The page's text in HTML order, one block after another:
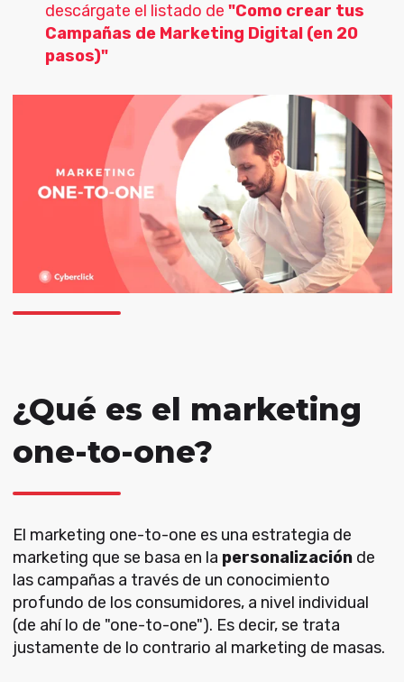
descárgate el listado de "Como crear tus
Campañas de Marketing Digital (en 20
pasos)"
¿Qué es el marketing
one-to-one?
El marketing one-to-one es una estrategia de
marketing que se basa en la personalizaciónde
las campañas a través de un conocimiento
profundo de los consumidores, a nivel individual
(de ahí lo de "one-to-one"). Es decir, se trata
justamente de lo contrario al marketing de masas.